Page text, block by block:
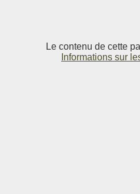
Le contenu de cette
Informations sur